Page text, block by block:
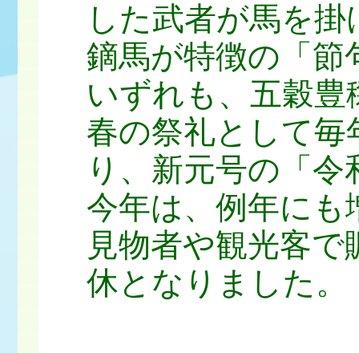
した武者が馬を
鏑馬が特徴の「節
いずれも、五穀
春の祭礼として
り、新元号の「
今年は、例年に
見物者や観光客
休となりました。